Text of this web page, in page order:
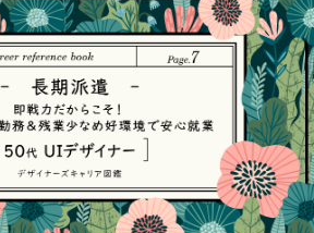
7970（土日休日を除く9:00～18:00）
訂
訂
訂
訂